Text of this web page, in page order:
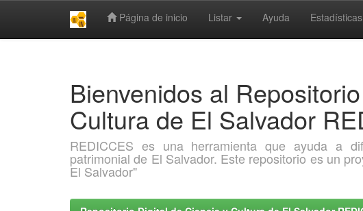
Página de inicio Listar Ayuda Estadísticas
Bienvenidos al
Cultura de El Salvador
REDICCES es una herramienta que ayuda a
patrimonial de El Salvador. Este repositorio es un
El Salvador"